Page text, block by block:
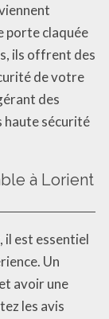
porte claquée
ils offrent des
de votre
des
haute sécurité
à Lorient
il est essentiel
Un
avoir une
les avis